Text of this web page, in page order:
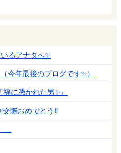
るアナタへ✨
今年最後のブログです✨）
に憑かれた男✨』
交際おめでとう‼️